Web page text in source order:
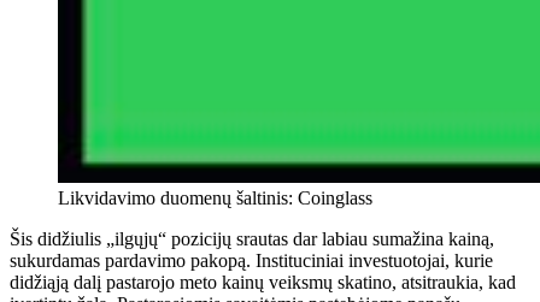
Likvidavimo duomenų šaltinis: Coinglass
Šis didžiulis „ilgųjų“ pozicijų srautas dar labiau sumažina kainą,
sukurdamas pardavimo pakopą. Instituciniai investuotojai, kurie
didžiąją dalį pastarojo meto kainų veiksmų skatino, atsitraukia, kad